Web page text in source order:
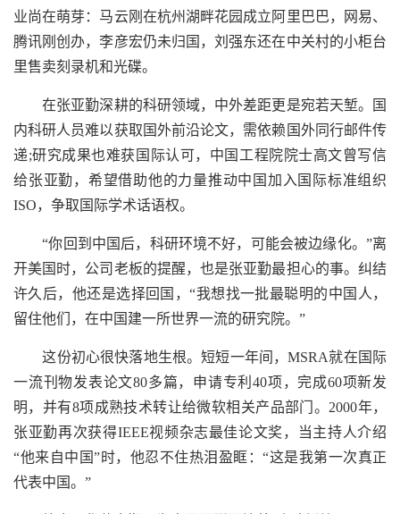
业尚在萌芽：马云刚在杭州湖畔花园成立阿里巴巴，网易、
腾讯刚创办，李彦宏仍未归国，刘强东还在中关村的小柜台
里售卖刻录机和光碟。
在张亚勤深耕的科研领域，中外差距更是宛若天堑。国
内科研人员难以获取国外前沿论文，需依赖国外同行邮件传
递;研究成果也难获国际认可，中国工程院院士高文曾写信
给张亚勤，希望借助他的力量推动中国加入国际标准组织
ISO，争取国际学术话语权。
“你回到中国后，科研环境不好，可能会被边缘化。”离
开美国时，公司老板的提醒，也是张亚勤最担心的事。纠结
许久后，他还是选择回国，“我想找一批最聪明的中国人，
留住他们，在中国建一所世界一流的研究院。”
这份初心很快落地生根。短短一年间，MSRA就在国际
一流刊物发表论文80多篇，申请专利40项，完成60项新发
明，并有8项成熟技术转让给微软相关产品部门。2000年，
张亚勤再次获得IEEE视频杂志最佳论文奖，当主持人介绍
“他来自中国”时，他忍不住热泪盈眶：“这是我第一次真正
代表中国。”